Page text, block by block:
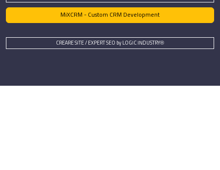
MiXCRM - Custom CRM Development
CREARE SITE / EXPERT SEO by LOGIC INDUSTRY®